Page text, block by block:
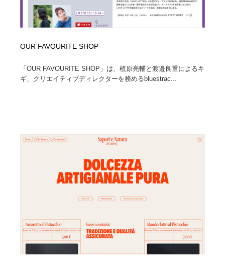
OUR FAVOURITE SHOP
「OUR FAVOURITE SHOP」は、植原亮輔と渡邉良重によるキ
ギ、クリエイティブディレクターを務めるbluestrac...